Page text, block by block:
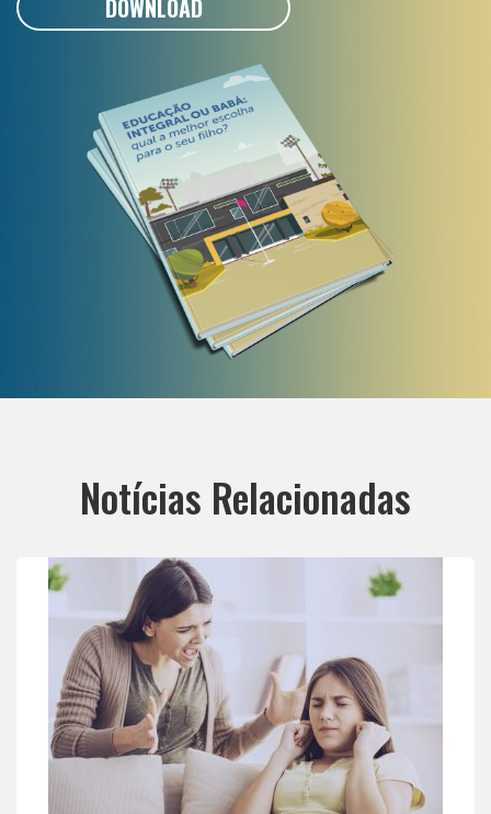
DOWNLOAD
Notícias Relacionadas